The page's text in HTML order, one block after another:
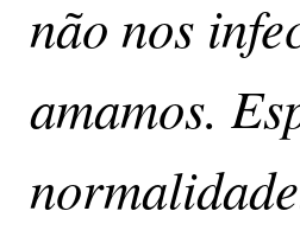
não nos
amamos.